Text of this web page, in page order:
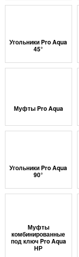
Угольники Pro Aqua
45°
Муфты Pro Aqua
Угольники Pro Aqua
90°
Муфты
комбинированные
под ключ Pro Aqua
НР